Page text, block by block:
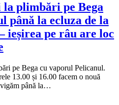
plimbări pe Bega
până la ecluza de la
ieșirea pe râu are loc
pe Bega cu vaporul Pelicanul.
13.00 și 16.00 facem o nouă
până la…